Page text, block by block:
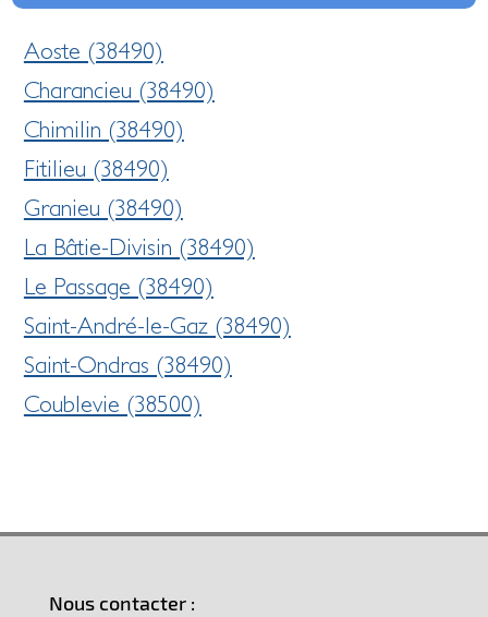
Aoste (38490)
Charancieu (38490)
Chimilin (38490)
Fitilieu (38490)
Granieu (38490)
La Bâtie-Divisin (38490)
Le Passage (38490)
Saint-André-le-Gaz (38490)
Saint-Ondras (38490)
Coublevie (38500)
Nous contacter :